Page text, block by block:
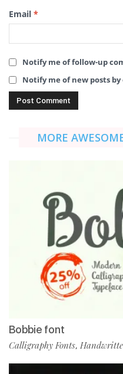
Email *
Notify me of follow-up
Notify me of new posts by
MORE
Bobbie font
Calligraphy Fonts,